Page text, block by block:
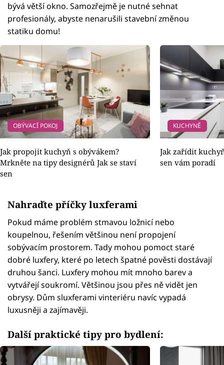
bývá větší okno. Samozřejmě je nutné sehnat
profesionály, abyste nenarušili stavební změnou
statiku domu!
OBÝVACÍ POKOJ
Jak propojit kuchyň s obývákem?
Mrkněte na tipy designérů Jak se staví
sen
KUCHYNĚ
Jak zařídit
sen vám poradí
Nahraďte příčky luxferami
Pokud máme problém stmavou ložnicí nebo
koupelnou, řešením většinou není propojení
sobývacím prostorem. Tady mohou pomoct staré
dobré luxfery, které po letech špatné pověsti dostávají
druhou šanci. Luxfery mohou mít mnoho barev a
vytvářejí soukromí. Většinou jsou přes ně vidět jen
obrysy. Dům sluxferami vinteriéru navíc vypadá
luxusněji a zajímavěji.
Další praktické tipy pro bydlení: